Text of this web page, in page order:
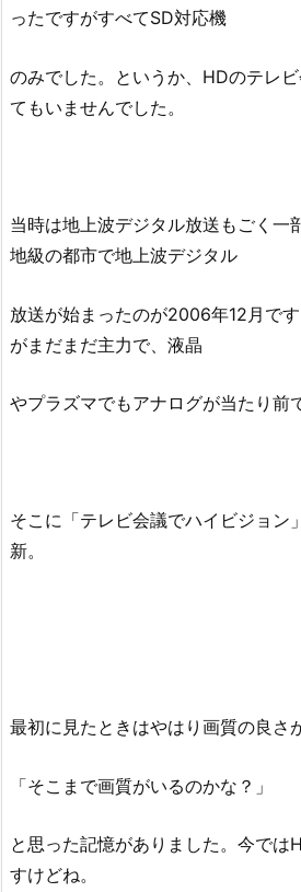
ったですがすべてSD対応機
のみでした。というか、HDのテレ
てもいませんでした。
当時は地上波デジタル放送もごく一
地級の都市で地上波デジタル
放送が始まったのが2006年12月で
がまだまだ主力で、液晶
やプラズマでもアナログが当たり前
そこに「テレビ会議でハイビジョン
新。
最初に見たときはやはり画質の良さ
「そこまで画質がいるのかな？」
と思った記憶がありました。今では
すけどね。